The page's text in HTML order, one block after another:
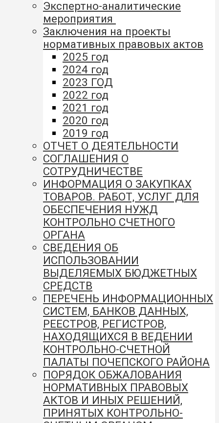
Экспертно-аналитические
мероприятия
Заключения на проекты
нормативных правовых актов
2025 год
2024 год
2023 ГОД
2022 год
2021 год
2020 год
2019 год
ОТЧЕТ О ДЕЯТЕЛЬНОСТИ
СОГЛАШЕНИЯ О
СОТРУДНИЧЕСТВЕ
ИНФОРМАЦИЯ О ЗАКУПКАХ
ТОВАРОВ. РАБОТ, УСЛУГ ДЛЯ
ОБЕСПЕЧЕНИЯ НУЖД
КОНТРОЛЬНО СЧЕТНОГО
ОРГАНА
СВЕДЕНИЯ ОБ
ИСПОЛЬЗОВАНИИ
ВЫДЕЛЯЕМЫХ БЮДЖЕТНЫХ
СРЕДСТВ
ПЕРЕЧЕНЬ ИНФОРМАЦИОННЫХ
СИСТЕМ, БАНКОВ ДАННЫХ,
РЕЕСТРОВ, РЕГИСТРОВ,
НАХОДЯЩИХСЯ В ВЕДЕНИИ
КОНТРОЛЬНО-СЧЕТНОЙ
ПАЛАТЫ ПОЧЕПСКОГО РАЙОНА
ПОРЯДОК ОБЖАЛОВАНИЯ
НОРМАТИВНЫХ ПРАВОВЫХ
АКТОВ И ИНЫХ РЕШЕНИЙ,
ПРИНЯТЫХ КОНТРОЛЬНО-